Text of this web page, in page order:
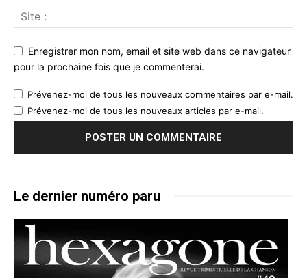
Enregistrer mon nom, email et site web dans ce navigateur
pour la prochaine fois que je commenterai.
Prévenez-moi de tous les nouveaux commentaires par e-mail.
Prévenez-moi de tous les nouveaux articles par e-mail.
Le dernier numéro paru